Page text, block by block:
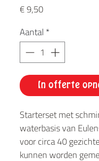
€ 9,50Prijs
Aantal*
In offerte
Starterset met
waterbasis van
voor circa 40
kunnen worden